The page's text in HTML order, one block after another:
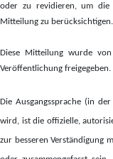
oder zu revidieren, um die
Mitteilung zu berücksichtigen.
Diese Mitteilung wurde
Veröffentlichung freigegeben.
Die Ausgangssprache (in
wird, ist die offizielle,
zur besseren Verständigung